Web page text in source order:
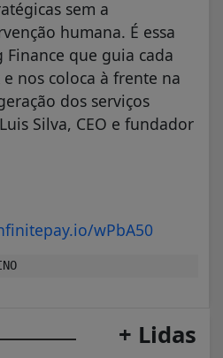
sem a
humana. É essa
que guia cada
nos coloca à frente na
dos serviços
Silva, CEO e fundador
wPbA50
+ Lidas